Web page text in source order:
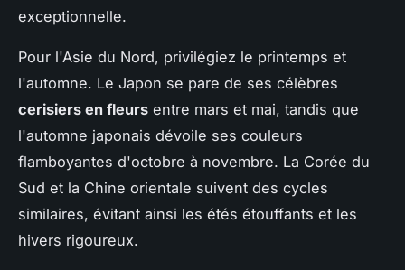
exceptionnelle.
Pour l'Asie du Nord, privilégiez le printemps et
l'automne. Le Japon se pare de ses célèbres
cerisiers en fleurs entre mars et mai, tandis que
l'automne japonais dévoile ses couleurs
flamboyantes d'octobre à novembre. La Corée du
Sud et la Chine orientale suivent des cycles
similaires, évitant ainsi les étés étouffants et les
hivers rigoureux.